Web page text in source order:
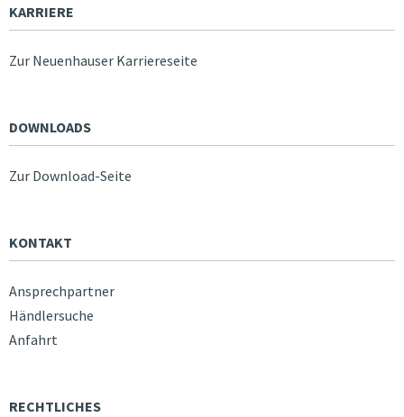
KARRIERE
Zur Neuenhauser Karriereseite
DOWNLOADS
Zur Download-Seite
KONTAKT
Ansprechpartner
Händlersuche
Anfahrt
RECHTLICHES